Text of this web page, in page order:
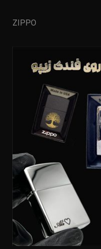
ZIPPO